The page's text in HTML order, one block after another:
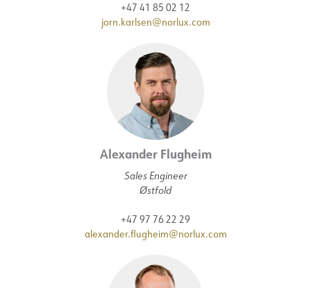
+47 41 85 02 12
jorn.karlsen@norlux.com
Alexander Flugheim
Sales Engineer
Østfold
+47 97 76 22 29
alexander.flugheim@norlux.com